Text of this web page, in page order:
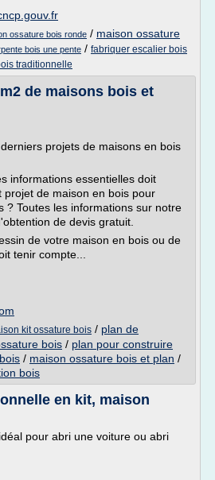
ossature bois ronde / maison ossature
bois une pente / fabriquer escalier bois
traditionnelle
de maisons bois et
projets de maisons en bois
informations essentielles doit
de maison en bois pour
? Toutes les informations sur notre
de devis gratuit.
de votre maison en bois ou de
tenir compte...
kit ossature bois / plan de
bois / plan pour construire
/ maison ossature bois et plan /
bois
en kit, maison
pour abri une voiture ou abri